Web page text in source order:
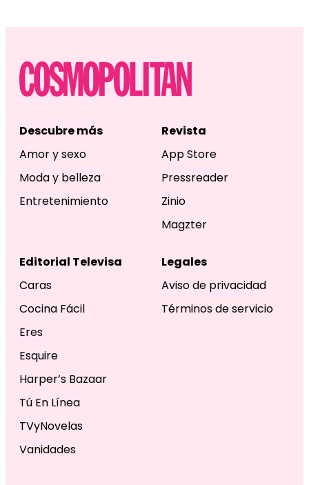
Descubre más
Amor y sexo
Moda y belleza
Entretenimiento
Revista
App Store
Pressreader
Zinio
Magzter
Editorial Televisa
Caras
Cocina Fácil
Eres
Esquire
Harper’s Bazaar
Tú En Línea
TVyNovelas
Vanidades
Legales
Aviso de privacidad
Términos de servicio